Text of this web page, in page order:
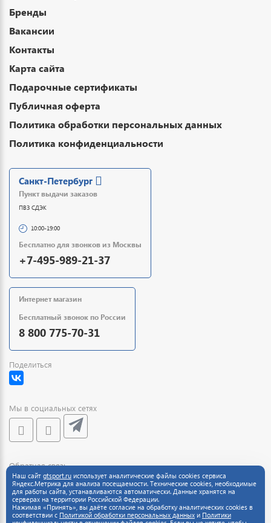
Бренды
Вакансии
Контакты
Карта сайта
Подарочные сертификаты
Публичная оферта
Политика обработки персональных данных
Политика конфиденциальности
Санкт-Петербург
Пункт выдачи заказов
ПВЗ СДЭК
10:00-19:00
Бесплатно для звонков из Москвы
+7-495-989-21-37
Интернет магазин
Бесплатный звонок по России
8 800 775-70-31
Поделиться
Мы в социальных сетях
Обратная связь
Наш сайт gtsport.ru использует аналитические файлы cookies сервиса
Яндекс.Метрика для анализа посещаемости. Технические cookies, необходимые
для работы сайта, устанавливаются автоматически. Данные хранятся на
серверах на территории Российской Федерации.
Нажимая «Принять», вы даёте согласие на обработку аналитических cookies в
соответствии с Политикой обработки персональных данных и Политики